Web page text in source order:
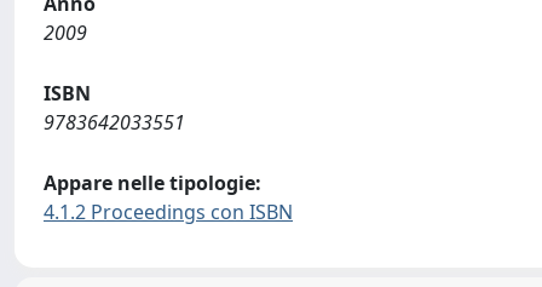
2009
ISBN
9783642033551
Appare nelle tipologie:
4.1.2 Proceedings con ISBN